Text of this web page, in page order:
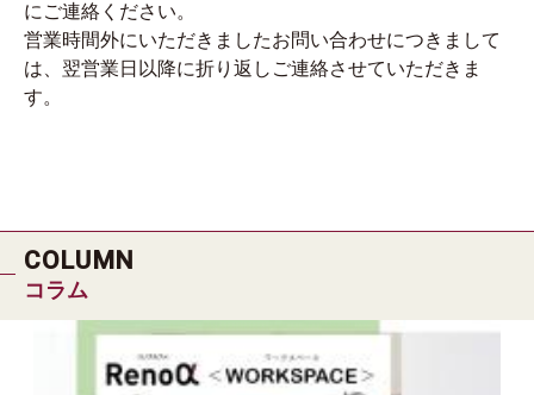
にご連絡ください。
営業時間外にいただきましたお問い合わせにつきまして
は、翌営業日以降に折り返しご連絡させていただきま
す。
COLUMN
コラム